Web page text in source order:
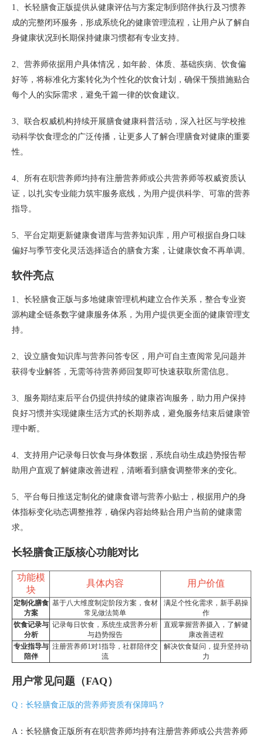
1、长轻膳食正版提供从健康评估与方案定制到陪伴执行及习惯养
成的完整闭环服务，形成系统化的健康管理流程，让用户从了解自
身健康状况到长期保持健康习惯都有专业支持。
2、营养师依据用户具体情况，如年龄、体质、基础疾病、饮食偏
好等，将标准化方案转化为个性化的饮食计划，确保干预措施贴合
每个人的实际需求，避免千篇一律的饮食建议。
3、联合权威机构持续开展膳食健康科普活动，深入社区与学校推
动科学饮食理念的广泛传播，让更多人了解合理膳食对健康的重要
性。
4、所有在职营养师均持有注册营养师或公共营养师等权威资质认
证，以扎实专业能力筑牢服务底线，为用户提供科学、可靠的营养
指导。
5、平台定期更新健康食谱库与营养知识库，用户可根据自身口味
偏好与季节变化灵活选择适合的膳食方案，让健康饮食不再单调。
软件亮点
1、长轻膳食正版与多地健康管理机构建立合作关系，整合专业资
源构建全链条数字健康服务体系，为用户提供更全面的健康管理支
持。
2、设立膳食知识库与营养问答专区，用户可自主查阅常见问题并
获得专业解答，无需等待营养师回复即可快速获取所需信息。
3、服务期结束后平台仍提供持续的健康咨询服务，助力用户保持
良好习惯并实现健康生活方式的长期养成，避免服务结束后健康管
理中断。
4、支持用户记录每日饮食与身体数据，系统自动生成趋势报告帮
助用户直观了解健康改善进程，清晰看到膳食调整带来的变化。
5、平台每日推送定制化的健康食谱与营养小贴士，根据用户的身
体指标变化动态调整推荐，确保内容始终贴合用户当前的健康需
求。
长轻膳食正版核心功能对比
功能模
块
具体内容 用户价值
定制化膳食
方案
基于八大维度制定阶段方案，食材
常见做法简单
满足个性化需求，新手易操
作
饮食记录与
分析
记录每日饮食，系统生成营养分析
与趋势报告
直观掌握营养摄入，了解健
康改善进程
专业指导与
陪伴
注册营养师1对1指导，社群陪伴交
流
解决饮食疑问，提升坚持动
力
用户常见问题（FAQ）
Q：长轻膳食正版的营养师资质有保障吗？
A：长轻膳食正版所有在职营养师均持有注册营养师或公共营养师